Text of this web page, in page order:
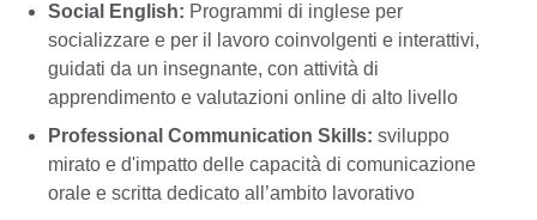
Social English: Programmi di inglese per
socializzare e per il lavoro coinvolgenti e interattivi,
guidati da un insegnante, con attività di
apprendimento e valutazioni online di alto livello
Professional Communication Skills: sviluppo
mirato e d'impatto delle capacità di comunicazione
orale e scritta dedicato all’ambito lavorativo